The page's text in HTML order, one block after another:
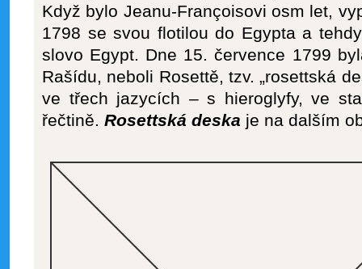
Když bylo Jeanu-Françoisovi osm let,
1798 se svou flotilou do Egypta a
slovo Egypt. Dne 15. července 1799
Rašídu, neboli Rosettě, tzv. „rosettská
ve třech jazycích – s hieroglyfy, ve
řečtině. Rosettská deska je na dalším